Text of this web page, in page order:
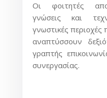
Οι φοιτητές
γνώσεις και
γνωστικές περιοχές
αναπτύσσουν
γραπτής
συνεργασίας.